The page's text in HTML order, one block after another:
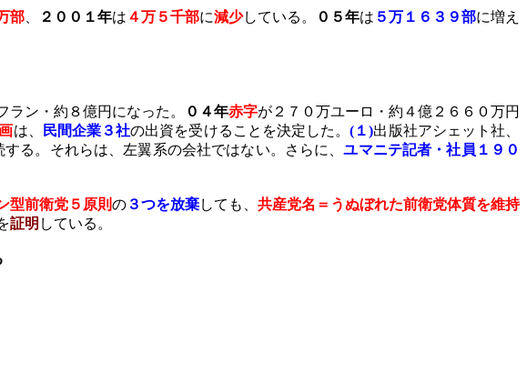
部 ２００１年は ４万５千部に減少している。 ０５年は ５万１６３９部に増え
ラン・約８億円になった。 ０４年赤字が２７０万ユーロ・約４億２６６０万円
は、 民間企業３社の出資を受けることを決定した。( １)出版社アシェット社、
る。それらは、左翼系の会社ではない。さらに、ユマニテ記者・社員１９０
型前衛党５原則の ３つを放棄しても、 共産党名＝うぬぼれた前衛党体質を維持
証明 している。